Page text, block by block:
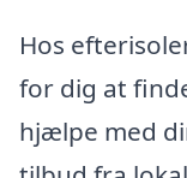
Hos
for dig at
hjælpe med